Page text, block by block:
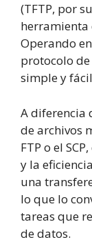
(TFTP, por
herramienta
Operando
protocolo
simple y
A diferencia
de archivos
FTP o el
y la
una
lo que lo
tareas que
de datos.